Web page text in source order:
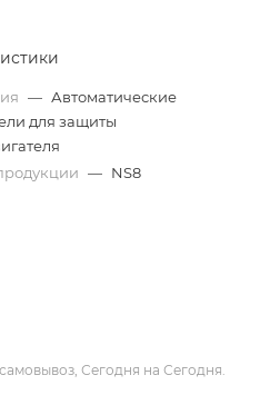
— Автоматические
для защиты
— NS8
Сегодня на Сегодня.